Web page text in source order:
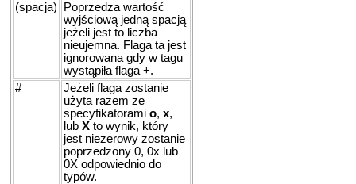
(spacja)
Poprzedza wartość
wyjściową jedną spacją
jeżeli jest to liczba
nieujemna. Flaga ta jest
ignorowana gdy w tagu
wystąpiła flaga +.
#
Jeżeli flaga zostanie
użyta razem ze
specyfikatorami o, x,
lub X to wynik, który
jest niezerowy zostanie
poprzedzony 0, 0x lub
0X odpowiednio do
typów.